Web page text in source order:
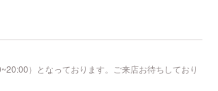
）となっております。ご来店お待ちしており